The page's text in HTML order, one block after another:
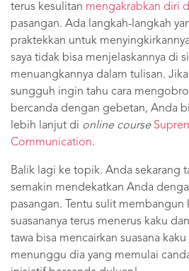
terus kesulitan mengakrabkan diri
pasangan. Ada langkah-langkah
praktekkan untuk
saya tidak bisa menjelaskannya di
menuangkannya dalam tulisan.
sungguh ingin tahu cara
bercanda dengan gebetan, Anda
lebih lanjut di online course
Communication.
Balik lagi ke topik. Anda sekarang
semakin mendekatkan Anda
pasangan. Tentu sulit membangun
suasananya terus menerus kaku
tawa bisa mencairkan suasana
menunggu dia yang memulai